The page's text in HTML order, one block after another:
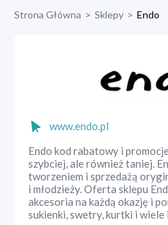
Strona Główna > Sklepy > Endo
www.endo.pl
Endo kod rabatowy i
szybciej, ale również taniej.
tworzeniem i sprzedażą
i młodzieży. Oferta sklepu
akcesoria na każdą okazję i
sukienki, swetry, kurtki i wiele